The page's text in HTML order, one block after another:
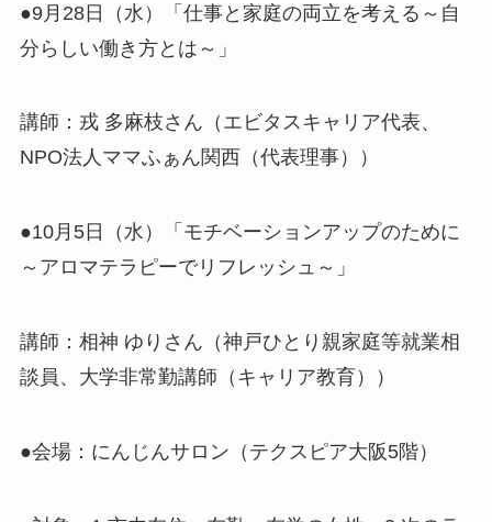
●9月28日（水）「仕事と家庭の両立を考える～自
分らしい働き方とは～」
講師：戎 多麻枝さん（エビタスキャリア代表、
NPO法人ママふぁん関西（代表理事））
●10月5日（水）「モチベーションアップのために
～アロマテラピーでリフレッシュ～」
講師：相神 ゆりさん（神戸ひとり親家庭等就業相
談員、大学非常勤講師（キャリア教育））
●会場：にんじんサロン（テクスピア大阪5階）